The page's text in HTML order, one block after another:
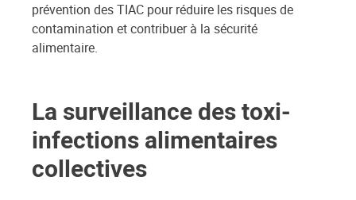
prévention des TIAC pour réduire les risques de
contamination et contribuer à la sécurité
alimentaire.
La surveillance des toxi-
infections alimentaires
collectives